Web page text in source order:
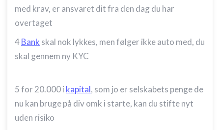
med krav, er ansvaret dit fra den dag du har
overtaget
4Bank skal nok lykkes, men følger ikke auto med, du
skal gennem ny KYC
5 for 20.000 i kapital, som jo er selskabets penge de
nu kan bruge på div omk i starte, kan du stifte nyt
uden risiko